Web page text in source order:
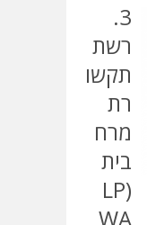
3.
רשת
תקשו
רת
מרח
בית
(LP
WA